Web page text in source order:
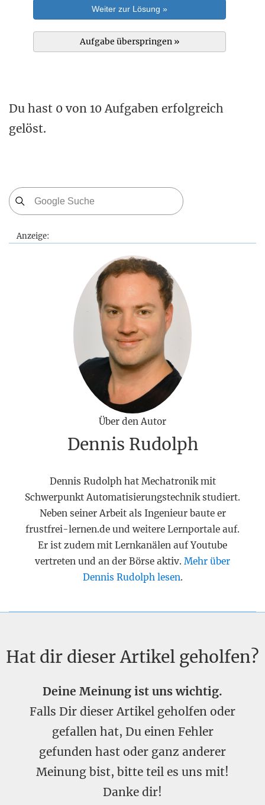
Weiter zur Lösung »
Aufgabe überspringen »
Du hast 0 von 10 Aufgaben erfolgreich
gelöst.
Anzeige:
Über den Autor
Dennis Rudolph
Dennis Rudolph hat Mechatronik mit
Schwerpunkt Automatisierungstechnik studiert.
Neben seiner Arbeit als Ingenieur baute er
frustfrei-lernen.de und weitere Lernportale auf.
Er ist zudem mit Lernkanälen auf Youtube
vertreten und an der Börse aktiv. Mehr über
Dennis Rudolph lesen.
Hat dir dieser Artikel geholfen?
Deine Meinung ist uns wichtig.
Falls Dir dieser Artikel geholfen oder
gefallen hat, Du einen Fehler
gefunden hast oder ganz anderer
Meinung bist, bitte teil es uns mit!
Danke dir!